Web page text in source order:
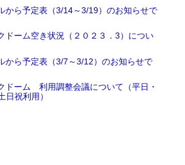
から予定表（3/14～3/19）のお知らせで
ドーム空き状況（２０２３．3）につい
から予定表（3/7～3/12）のお知らせで
ドーム 利用調整会議について（平日・
日祝利用）